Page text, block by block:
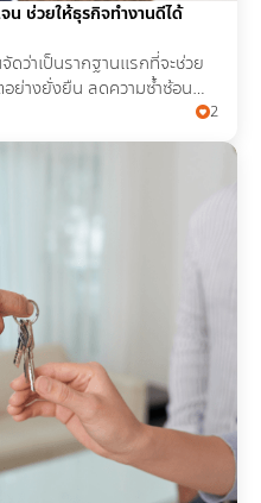
น ช่วยให้ธุรกิจทำงานดีได้
ดว่าเป็นรากฐานแรกที่จะช่วย
อย่างยั่งยืน ลดความซ้ำซ้อน
ด้
2